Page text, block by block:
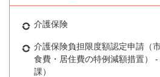
介護保険
介護保険負担限度額認定申請（
食費・居住費の特例減額措置）
課）